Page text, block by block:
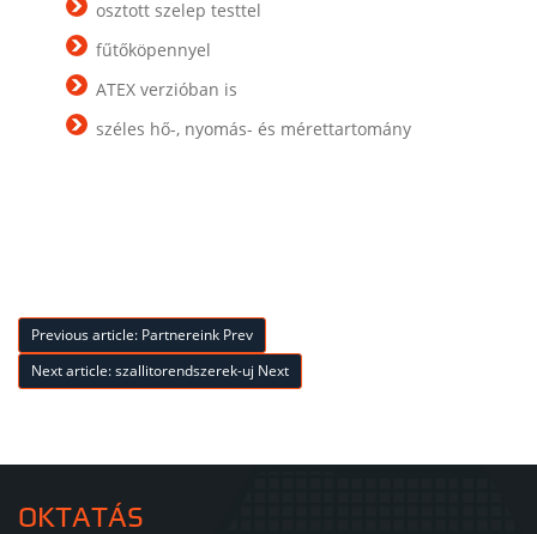
osztott szelep testtel
fűtőköpennyel
ATEX verzióban is
széles hő-, nyomás- és mérettartomány
Previous article: Partnereink Prev
Next article: szallitorendszerek-uj Next
OKTATÁS